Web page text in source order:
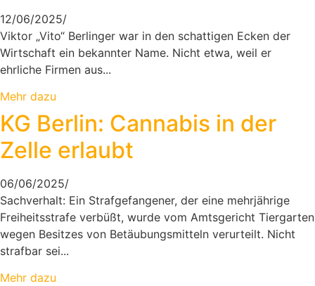
12/06/2025/
Viktor „Vito“ Berlinger war in den schattigen Ecken der
Wirtschaft ein bekannter Name. Nicht etwa, weil er
ehrliche Firmen aus...
Mehr dazu
KG Berlin: Cannabis in der
Zelle erlaubt
06/06/2025/
Sachverhalt: Ein Strafgefangener, der eine mehrjährige
Freiheitsstrafe verbüßt, wurde vom Amtsgericht Tiergarten
wegen Besitzes von Betäubungsmitteln verurteilt. Nicht
strafbar sei...
Mehr dazu